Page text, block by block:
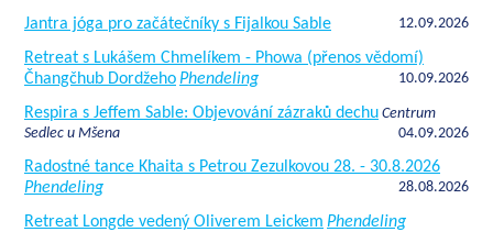
Jantra jóga pro začátečníky s Fijalkou Sable 12.09.2026
Retreat s Lukášem Chmelíkem - Phowa (přenos vědomí)
Čhangčhub DordžehoPhendeling 10.09.2026
Respira s Jeffem Sable: Objevování zázraků dechu Centrum
Sedlec u Mšena
04.09.2026
Radostné tance Khaita s Petrou Zezulkovou 28. - 30.8.2026
Phendeling
28.08.2026
Retreat Longde vedený Oliverem Leickem Phendeling